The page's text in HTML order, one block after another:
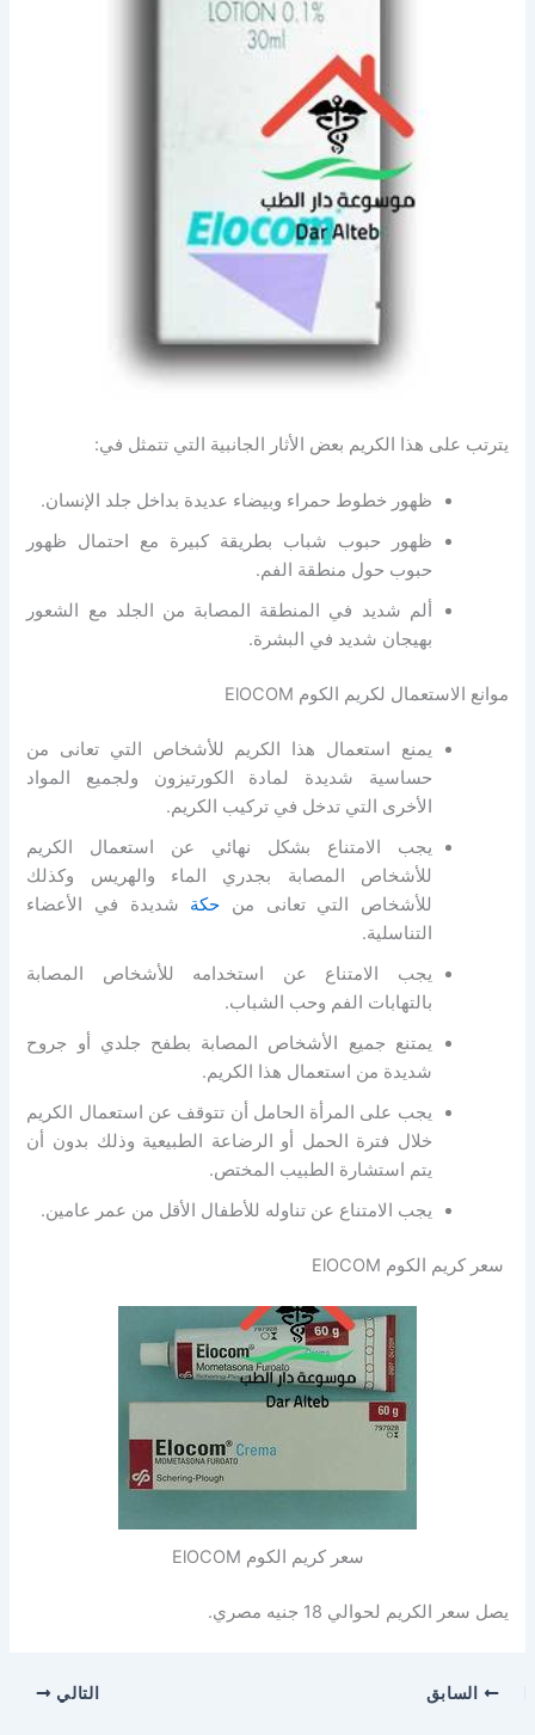
يترتب على هذا الكريم بعض الأثار الجانبية التي تتمثل في:
ظهور خطوط حمراء وبيضاء عديدة بداخل جلد الإنسان.
ظهور حبوب شباب بطريقة كبيرة مع احتمال ظهور
حبوب حول منطقة الفم.
ألم شديد في المنطقة المصابة من الجلد مع الشعور
بهيجان شديد في البشرة.
موانع الاستعمال لكريم الكوم ElOCOM
يمنع استعمال هذا الكريم للأشخاص التي تعانى من
حساسية شديدة لمادة الكورتيزون ولجميع المواد
الأخرى التي تدخل في تركيب الكريم.
يجب الامتناع بشكل نهائي عن استعمال الكريم
للأشخاص المصابة بجدري الماء والهريس وكذلك
للأشخاص التي تعانى من حكة شديدة في الأعضاء
التناسلية.
يجب الامتناع عن استخدامه للأشخاص المصابة
بالتهابات الفم وحب الشباب.
يمتنع جميع الأشخاص المصابة بطفح جلدي أو جروح
شديدة من استعمال هذا الكريم.
يجب على المرأة الحامل أن تتوقف عن استعمال الكريم
خلال فترة الحمل أو الرضاعة الطبيعية وذلك بدون أن
يتم استشارة الطبيب المختص.
يجب الامتناع عن تناوله للأطفال الأقل من عمر عامين.
سعر كريم الكوم ElOCOM
سعر كريم الكوم ElOCOM
يصل سعر الكريم لحوالي 18 جنيه مصري.
السابق التالي